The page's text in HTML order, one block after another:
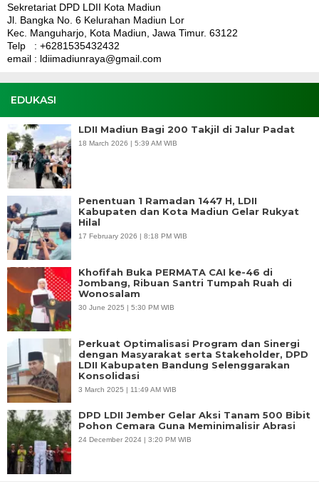
Sekretariat DPD LDII Kota Madiun
Jl. Bangka No. 6 Kelurahan Madiun Lor
Kec. Manguharjo, Kota Madiun, Jawa Timur. 63122
Telp : +6281535432432
email : ldiimadiunraya@gmail.com
EDUKASI
LDII Madiun Bagi 200 Takjil di Jalur Padat
18 March 2026 | 5:39 AM WIB
Penentuan 1 Ramadan 1447 H, LDII
Kabupaten dan Kota Madiun Gelar Rukyat
Hilal
17 February 2026 | 8:18 PM WIB
Khofifah Buka PERMATA CAI ke-46 di
Jombang, Ribuan Santri Tumpah Ruah di
Wonosalam
30 June 2025 | 5:30 PM WIB
Perkuat Optimalisasi Program dan Sinergi
dengan Masyarakat serta Stakeholder, DPD
LDII Kabupaten Bandung Selenggarakan
Konsolidasi
3 March 2025 | 11:49 AM WIB
DPD LDII Jember Gelar Aksi Tanam 500 Bibit
Pohon Cemara Guna Meminimalisir Abrasi
24 December 2024 | 3:20 PM WIB